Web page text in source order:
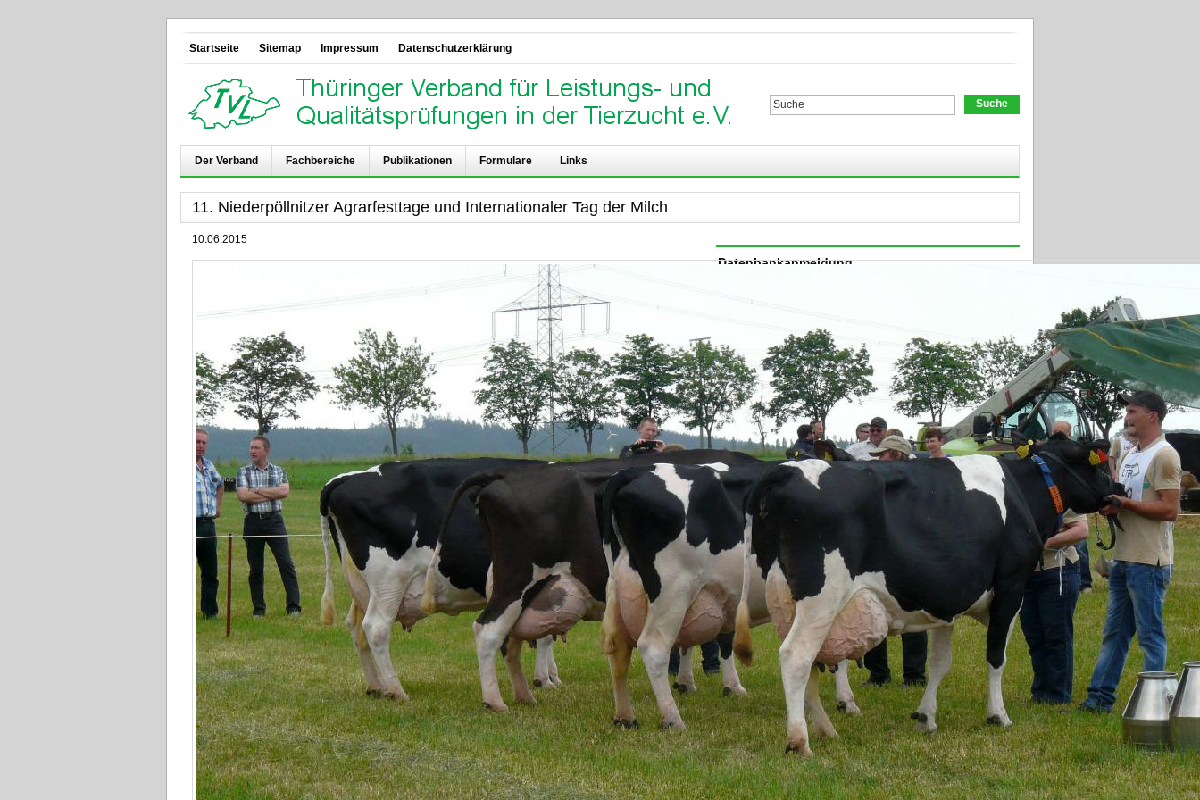
Startseite Sitemap Impressum Datenschutzerklärung
Suchformular
Der Verband Fachbereiche Publikationen Formulare Links
11. Niederpöllnitzer Agrarfesttage und Internationaler Tag der Milch
Datenbankanmeldung
Benutzername:
Die Milchkontrolle – Sicherheit, die Zukunft
schafft
Big Data im Milchviehstall
10.06.2015